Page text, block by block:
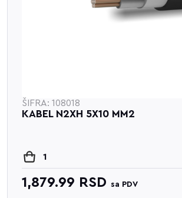
ŠIFRA: 108018
KABEL N2XH 5X10 MM2
1
1,879.99 RSD sa PDV